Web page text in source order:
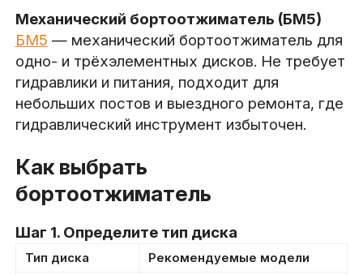
Механический бортоотжиматель (БМ5)
БМ5 — механический бортоотжиматель для
одно- и трёхэлементных дисков. Не требует
гидравлики и питания, подходит для
небольших постов и выездного ремонта, где
гидравлический инструмент избыточен.
Как выбрать
бортоотжиматель
Шаг 1. Определите тип диска
Тип диска Рекомендуемые модели